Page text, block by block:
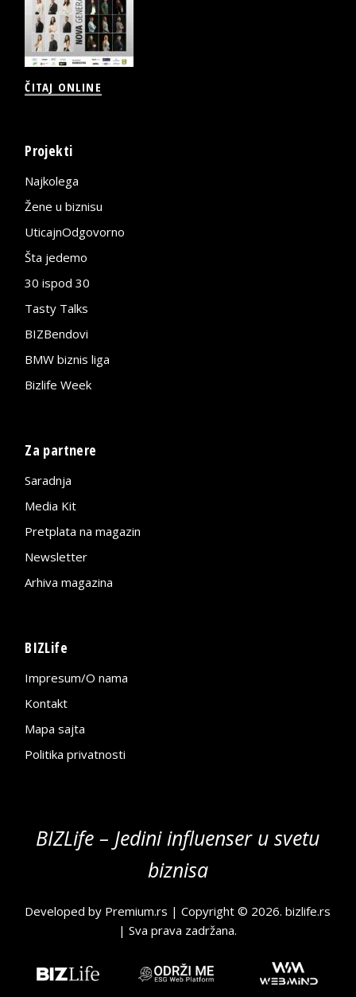
ČITAJ ONLINE
Projekti
Najkolega
Žene u biznisu
UticajnOdgovorno
Šta jedemo
30 ispod 30
Tasty Talks
BIZBendovi
BMW biznis liga
Bizlife Week
Za partnere
Saradnja
Media Kit
Pretplata na magazin
Newsletter
Arhiva magazina
BIZLife
Impresum/O nama
Kontakt
Mapa sajta
Politika privatnosti
BIZLife – Jedini influenser u svetu
biznisa
Developed by Premium.rs | Copyright © 2026.bizlife.rs
| Sva prava zadržana.